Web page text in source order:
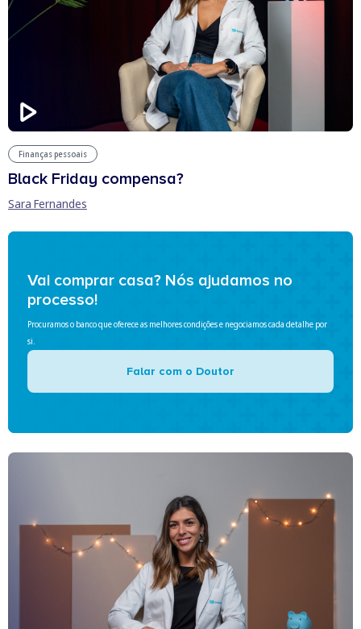
Finanças pessoais
Black Friday compensa?
Sara Fernandes
Vai comprar casa? Nós ajudamos no
processo!
Procuramos o banco que oferece as melhores condições e negociamos cada detalhe por
si.
Falar com o Doutor